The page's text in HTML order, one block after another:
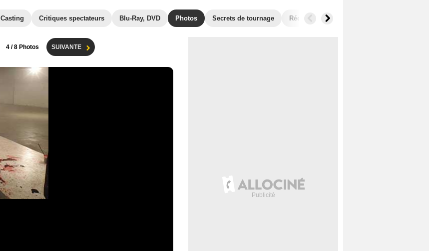
Casting Critiques spectateurs Blu-Ray, DVD Photos Secrets de tournage Récompenses
4 / 8 Photos SUIVANTE